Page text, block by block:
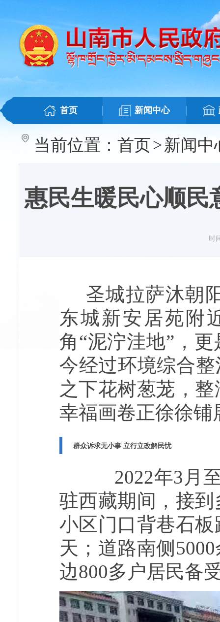
首页 新闻中心
当前位置： 首页>新闻中
惠民生暖民心顺民
时
圣城拉萨沐朝
东城新安居苑附
角“泥泞洼地”，
今经过环境综合
之下花树葱茏，
幸福画卷正徐徐铺
群众诉求无小事 立行立改解民忧
2022年3月至
驻西藏期间，接
小区门口背巷石
天；道路南侧
边800多户居民备